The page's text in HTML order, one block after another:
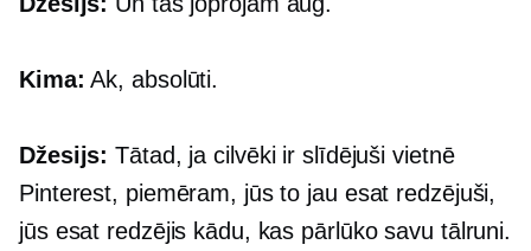
Kima: Ak, absolūti.
Džesijs: Tātad, ja cilvēki ir slīdējuši vietnē
Pinterest, piemēram, jūs to jau esat redzējuši,
jūs esat redzējis kādu, kas pārlūko savu tālruni.